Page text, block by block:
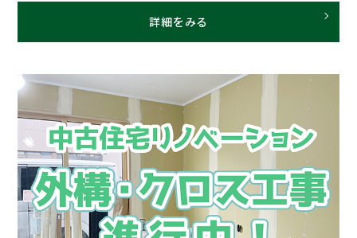
詳細をみる